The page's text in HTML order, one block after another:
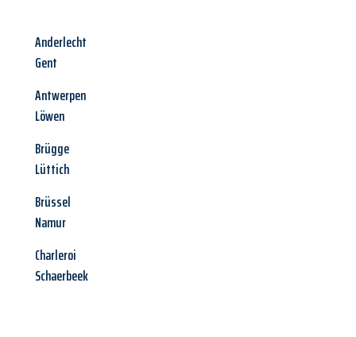
Anderlecht
Gent
Antwerpen
Löwen
Brügge
Lüttich
Brüssel
Namur
Charleroi
Schaerbeek